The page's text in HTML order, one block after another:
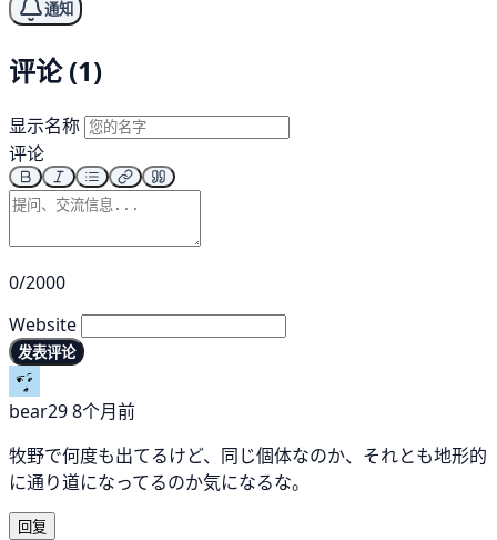
通知
评论 (1)
显示名称
评论
0/2000
Website
发表评论
bear298个月前
牧野で何度も出てるけど、同じ個体なのか、それとも地形的
に通り道になってるのか気になるな。
回复